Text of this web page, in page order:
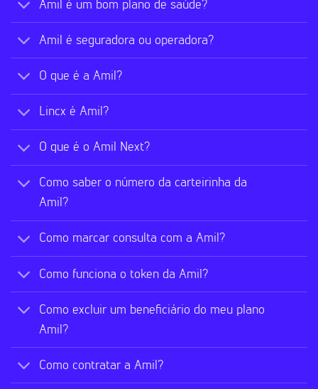
Amil é um bom plano de saúde?
Amil é seguradora ou operadora?
O que é a Amil?
Lincx é Amil?
O que é o Amil Next?
Como saber o número da carteirinha da
Amil?
Como marcar consulta com a Amil?
Como funciona o token da Amil?
Como excluir um beneficiário do meu plano
Amil?
Como contratar a Amil?